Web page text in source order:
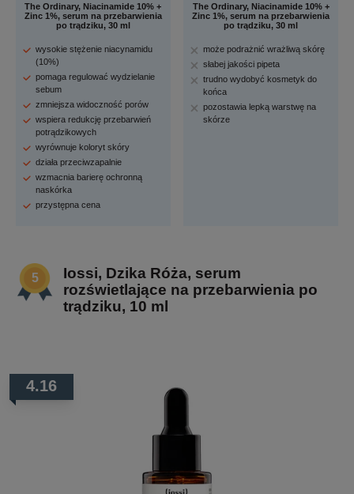
The Ordinary, Niacinamide 10% +
Zinc 1%, serum na przebarwienia
po trądziku, 30 ml
wysokie stężenie niacynamidu
(10%)
pomaga regulować wydzielanie
sebum
zmniejsza widoczność porów
wspiera redukcję przebarwień
potrądzikowych
wyrównuje koloryt skóry
działa przeciwzapalnie
wzmacnia barierę ochronną
naskórka
przystępna cena
The Ordinary, Niacinamide 10% +
Zinc 1%, serum na przebarwienia
po trądziku, 30 ml
może podrażnić wrażliwą skórę
słabej jakości pipeta
trudno wydobyć kosmetyk do
końca
pozostawia lepką warstwę na
skórze
Iossi, Dzika Róża, serum
rozświetlające na przebarwienia po
trądziku, 10 ml
4.16